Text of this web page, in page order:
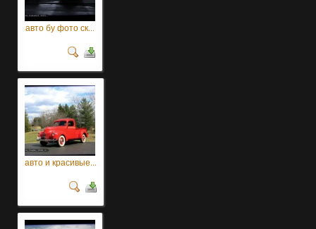
авто бу фото ск...
авто и красивые...